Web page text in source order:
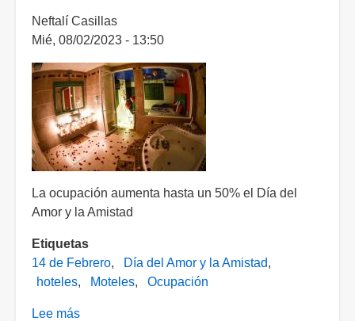
los
Pueblos
Mágicos
de
Aguascalientes
Neftalí Casillas
Mié, 08/02/2023 - 13:50
La ocupación aumenta hasta un 50% el Día del
Amor y la Amistad
Etiquetas
14 de Febrero
Día del Amor y la Amistad
hoteles
Moteles Ocupación
Lee más